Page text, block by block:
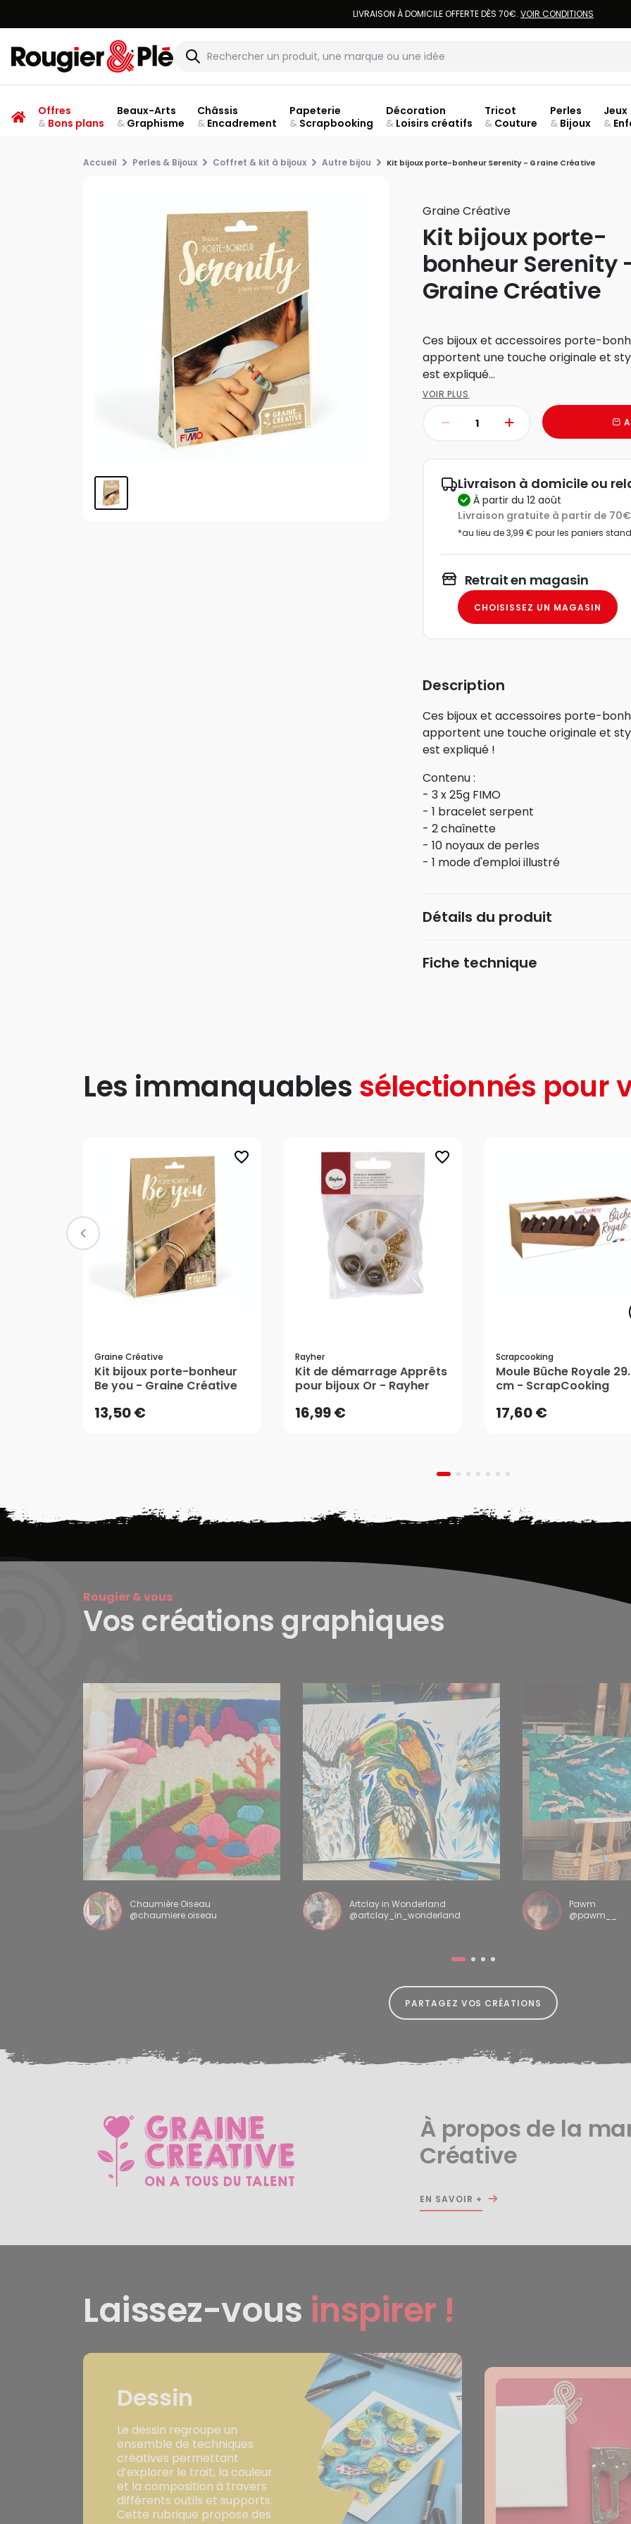
LIVRAISON À DOMICILE OFFERTE DÈS 70€. VOIR CONDITIONS
Offres
&Bons plans
Beaux-Arts
&Graphisme
Châssis
&Encadrement
Papeterie
&Scrapbooking
Décoration
&Loisirs créatifs
Tricot
& Couture
Perles
& Bijoux
Jeux
&
Accueil Perles & Bijoux Coffret & kit à bijoux Autre bijou Kit bijoux porte-bonheur Serenity - Graine Créative
Graine Créative
Kit bijoux porte-
bonheur Serenity
Graine Créative
Ces bijoux et accessoires porte-
apportent une touche originale et
est expliqué...
VOIR PLUS
Livraison à domicile ou
à partir du 12 août
Livraison gratuite à partir de
*au lieu de 3,99 € pour les paniers
Retrait en magasin
CHOISISSEZ UN MAGASIN
Description
Ces bijoux et accessoires porte-
apportent une touche originale et
est expliqué !
Contenu :
- 3 x 25g FIMO
- 1 bracelet serpent
- 2 chaînette
- 10 noyaux de perles
- 1 mode d'emploi illustré
Détails du produit
Fiche technique
Les immanquables sélectionnés pour
favorite_border
Graine Créative
Kit bijoux porte-bonheur
Be you - Graine Créative
13,50 €
13,50 €
AJOUTER AU PANIER
favorite_border
Rayher
Kit de démarrage Apprêts
pour bijoux Or - Rayher
16,99 €
16,99 €
AJOUTER AU PANIER
Scrapcooking
Moule Bûche Royale
cm - ScrapCooking
17,60 €
17,60 €
AJOUTER AU PANIER
Rougier & vous
Vos créations graphiques
Chaumière Oiseau
@chaumiere.oiseau
Artclay in Wonderland
@artclay_in_wonderland
Pawm
@pawm__
PARTAGEZ VOS CRÉATIONS
À propos de la
Créative
EN SAVOIR +
Laissez-vous inspirer !
Dessin
Le dessin regroupe un
ensemble de techniques
créatives permettant
d’explorer le trait, la couleur
et la composition à travers
différents outils et supports.
Cette rubrique propose des